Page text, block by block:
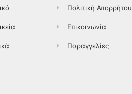
Πολιτική Απορρήτου
Επικοινωνία
Παραγγελίες